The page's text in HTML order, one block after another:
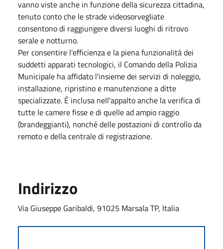
vanno viste anche in funzione della sicurezza cittadina,
tenuto conto che le strade videosorvegliate
consentono di raggiungere diversi luoghi di ritrovo
serale e notturno.
Per consentire l'efficienza e la piena funzionalità dei
suddetti apparati tecnologici, il Comando della Polizia
Municipale ha affidato l'insieme dei servizi di noleggio,
installazione, ripristino e manutenzione a ditte
specializzate. È inclusa nell'appalto anche la verifica di
tutte le camere fisse e di quelle ad ampio raggio
(brandeggianti), nonché delle postazioni di controllo da
remoto e della centrale di registrazione.
Indirizzo
Via Giuseppe Garibaldi, 91025 Marsala TP, Italia